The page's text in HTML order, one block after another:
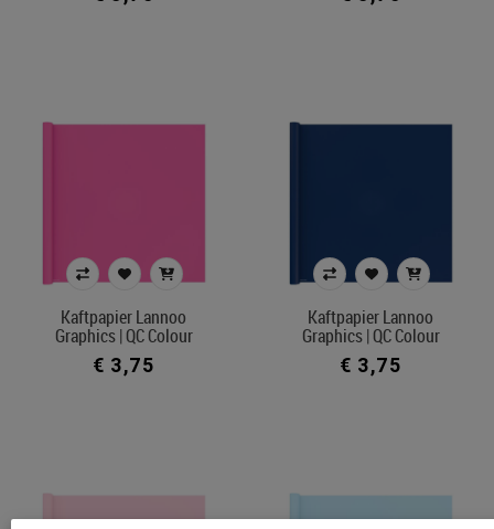
Kaftpapier Lannoo
Graphics | QC Colour
€ 3,75
Kaftpapier Lannoo
Graphics | QC Colour
€ 3,75